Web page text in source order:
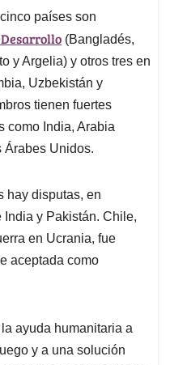
países son
(Bangladés,
y Argelia) y otros tres en
Uzbekistán y
tienen fuertes
como India, Arabia
Árabes Unidos.
hay disputas, en
y Pakistán. Chile,
en Ucrania, fue
aceptada como
ayuda humanitaria a
y a una solución